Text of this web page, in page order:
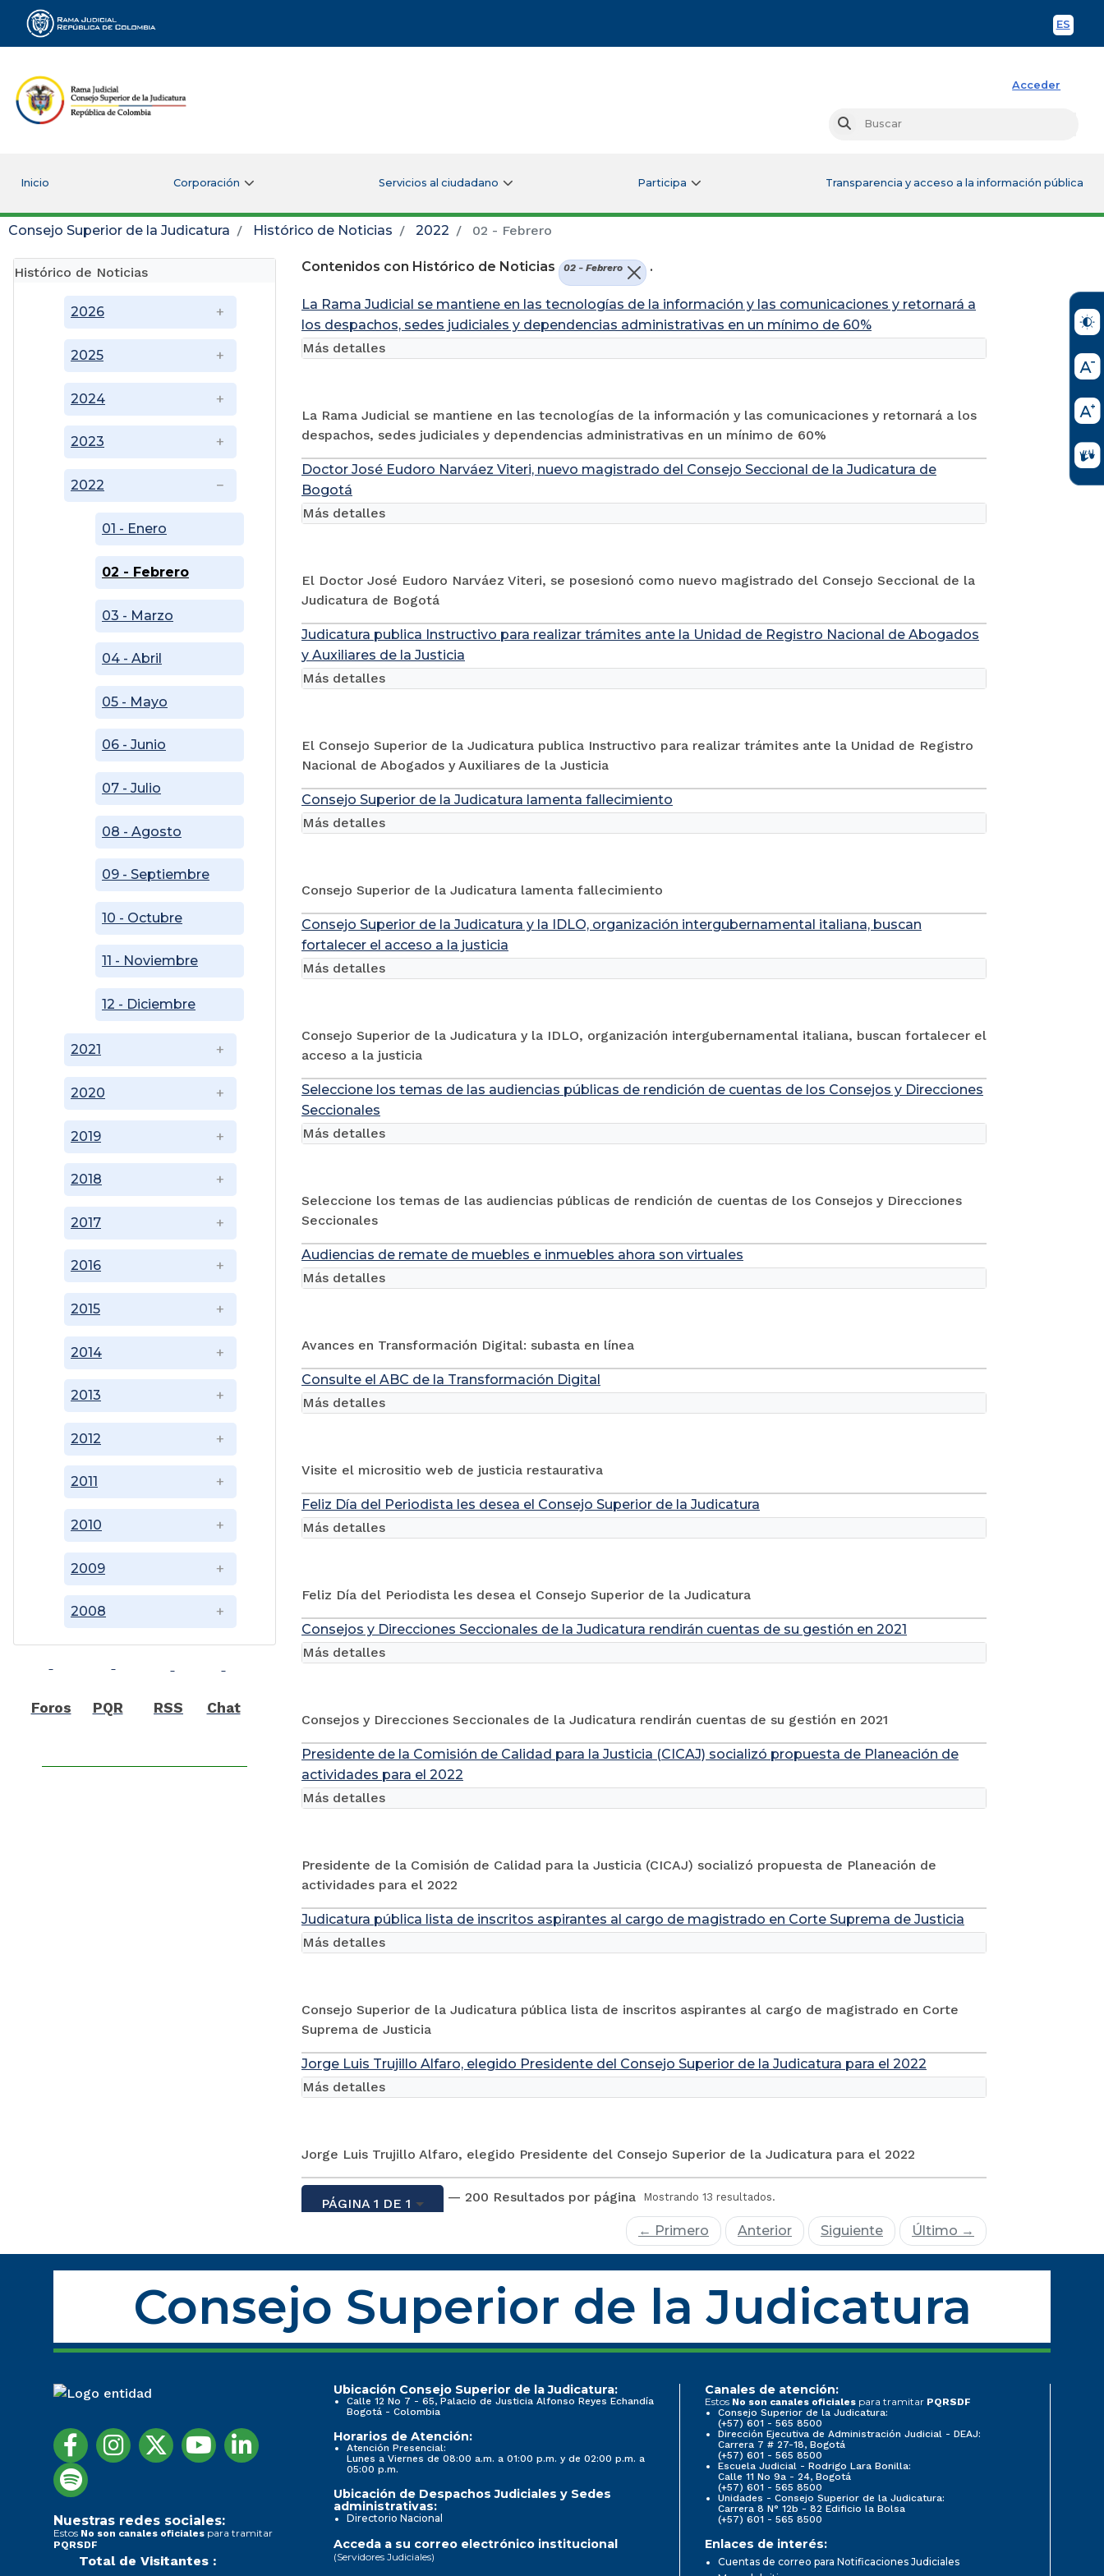
ES
Rama Judicial
Acceder
Buscar
Inicio Corporación Servicios al ciudadano Participa Transparencia y acceso a la información pública
Consejo Superior de la Judicatura Histórico de Noticias 2022 02 - Febrero
Histórico de Noticias
2008
2009
2010
2011
2012
2013
2014
2015
2016
2017
2018
2019
2020
2021
2022
01 - Enero
02 - Febrero
03 - Marzo
04 - Abril
05 - Mayo
06 - Junio
07 - Julio
08 - Agosto
09 - Septiembre
10 - Octubre
11 - Noviembre
12 - Diciembre
2023
2024
2025
2026
Foros PQR RSS Chat
Contenidos con Histórico de Noticias 02 - Febrero .
La Rama Judicial se mantiene en las tecnologías de la información y las comunicaciones y retornará a
los despachos, sedes judiciales y dependencias administrativas en un mínimo de 60%
La Rama Judicial se mantiene en las tecnologías de la información y las comunicaciones y retornará a los
despachos, sedes judiciales y dependencias administrativas en un mínimo de 60%
Más detalles
Doctor José Eudoro Narváez Viteri, nuevo magistrado del Consejo Seccional de la Judicatura de
Bogotá
El Doctor José Eudoro Narváez Viteri, se posesionó como nuevo magistrado del Consejo Seccional de la
Judicatura de Bogotá
Más detalles
Judicatura publica Instructivo para realizar trámites ante la Unidad de Registro Nacional de Abogados
y Auxiliares de la Justicia
El Consejo Superior de la Judicatura publica Instructivo para realizar trámites ante la Unidad de Registro
Nacional de Abogados y Auxiliares de la Justicia
Más detalles
Consejo Superior de la Judicatura lamenta fallecimiento
Consejo Superior de la Judicatura lamenta fallecimiento
Más detalles
Consejo Superior de la Judicatura y la IDLO, organización intergubernamental italiana, buscan
fortalecer el acceso a la justicia
Consejo Superior de la Judicatura y la IDLO, organización intergubernamental italiana, buscan fortalecer el
acceso a la justicia
Más detalles
Seleccione los temas de las audiencias públicas de rendición de cuentas de los Consejos y Direcciones
Seccionales
Seleccione los temas de las audiencias públicas de rendición de cuentas de los Consejos y Direcciones
Seccionales
Más detalles
Audiencias de remate de muebles e inmuebles ahora son virtuales
Avances en Transformación Digital: subasta en línea
Más detalles
Consulte el ABC de la Transformación Digital
Visite el micrositio web de justicia restaurativa
Más detalles
Feliz Día del Periodista les desea el Consejo Superior de la Judicatura
Feliz Día del Periodista les desea el Consejo Superior de la Judicatura
Más detalles
Consejos y Direcciones Seccionales de la Judicatura rendirán cuentas de su gestión en 2021
Consejos y Direcciones Seccionales de la Judicatura rendirán cuentas de su gestión en 2021
Más detalles
Presidente de la Comisión de Calidad para la Justicia (CICAJ) socializó propuesta de Planeación de
actividades para el 2022
Presidente de la Comisión de Calidad para la Justicia (CICAJ) socializó propuesta de Planeación de
actividades para el 2022
Más detalles
Judicatura pública lista de inscritos aspirantes al cargo de magistrado en Corte Suprema de Justicia
Consejo Superior de la Judicatura pública lista de inscritos aspirantes al cargo de magistrado en Corte
Suprema de Justicia
Más detalles
Jorge Luis Trujillo Alfaro, elegido Presidente del Consejo Superior de la Judicatura para el 2022
Jorge Luis Trujillo Alfaro, elegido Presidente del Consejo Superior de la Judicatura para el 2022
Más detalles
PÁGINA 1 DE 1 — 200 Resultados por página Mostrando 13 resultados.
← Primero Anterior Siguiente Último →
Consejo Superior de la Judicatura
Nuestras redes sociales:
Estos No son canales oficiales para tramitar
PQRSDF
Total de Visitantes :
Ubicación Consejo Superior de la Judicatura:
Calle 12 No 7 - 65, Palacio de Justicia Alfonso Reyes Echandía
Bogotá - Colombia
Horarios de Atención:
Atención Presencial:
Lunes a Viernes de 08:00 a.m. a 01:00 p.m. y de 02:00 p.m. a
05:00 p.m.
Ubicación de Despachos Judiciales y Sedes
administrativas:
Directorio Nacional
Canales de atención:
Estos No son canales oficiales para tramitar PQRSDF
Consejo Superior de la Judicatura:
(+57) 601 - 565 8500
Dirección Ejecutiva de Administración Judicial - DEAJ:
Carrera 7 # 27-18, Bogotá
(+57) 601 - 565 8500
Escuela Judicial - Rodrigo Lara Bonilla:
Calle 11 No 9a - 24, Bogotá
(+57) 601 - 565 8500
Unidades - Consejo Superior de la Judicatura:
Carrera 8 N° 12b - 82 Edificio la Bolsa
(+57) 601 - 565 8500
Acceda a su correo electrónico institucional
(Servidores Judiciales)
Enlaces de interés:
Cuentas de correo para Notificaciones Judiciales